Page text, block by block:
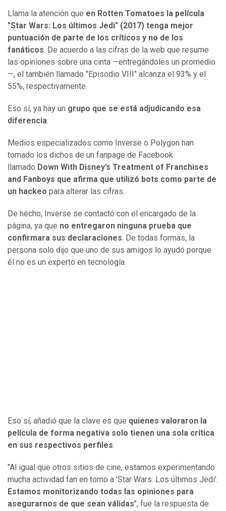
Llama la atención que en Rotten Tomatoes la película
"Star Wars: Los últimos Jedi" (2017) tenga mejor
puntuación de parte de los críticos y no de los
fanáticos. De acuerdo a las cifras de la web que resume
las opiniones sobre una cinta —entregándoles un promedio
—, el también llamado "Episodio VIII" alcanza el 93% y el
55%, respectivamente.
Eso sí, ya hay un grupo que se está adjudicando esa
diferencia.
Medios especializados como Inverse o Polygon han
tomado los dichos de un fanpage de Facebook
llamado Down With Disney’s Treatment of Franchises
and Fanboys que afirma que utilizó bots como parte de
un hackeo para alterar las cifras.
De hecho, Inverse se contactó con el encargado de la
página, ya que no entregaron ninguna prueba que
confirmara sus declaraciones. De todas formas, la
persona solo dijo que uno de sus amigos lo ayudó porque
él no es un experto en tecnología.
Eso sí, añadió que la clave es que quienes valoraron la
película de forma negativa solo tienen una sola crítica
en sus respectivos perfiles.
"Al igual que otros sitios de cine, estamos experimentando
mucha actividad fan en torno a 'Star Wars: Los últimos Jedi'.
Estamos monitorizando todas las opiniones para
asegurarnos de que sean válidas", fue la respuesta de